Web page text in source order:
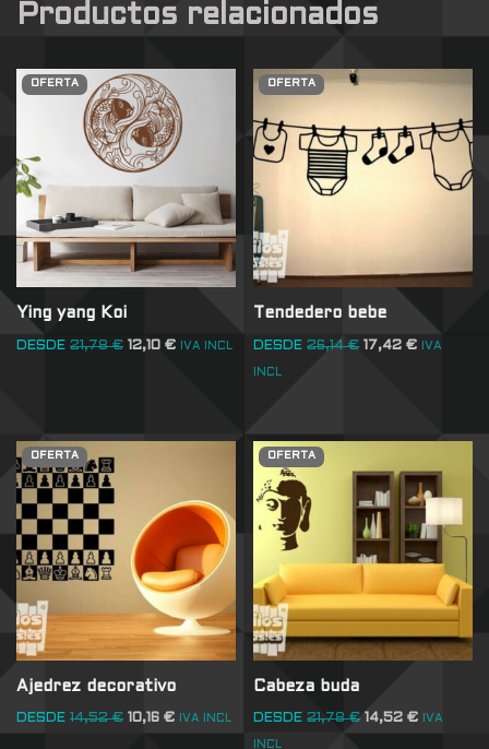
Productos relacionados
OFERTA
Ying yang Koi
DESDE 21,78€ 12,10 € IVA INCL
OFERTA
Tendedero bebe
DESDE 26,14€ 17,42€ IVA
INCL
OFERTA
Ajedrez decorativo
DESDE 14,52€ 10,16 € IVA INCL
OFERTA
Cabeza buda
DESDE 21,78€ 14,52€ IVA
INCL